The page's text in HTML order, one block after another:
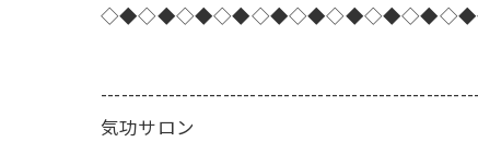
気功サロン